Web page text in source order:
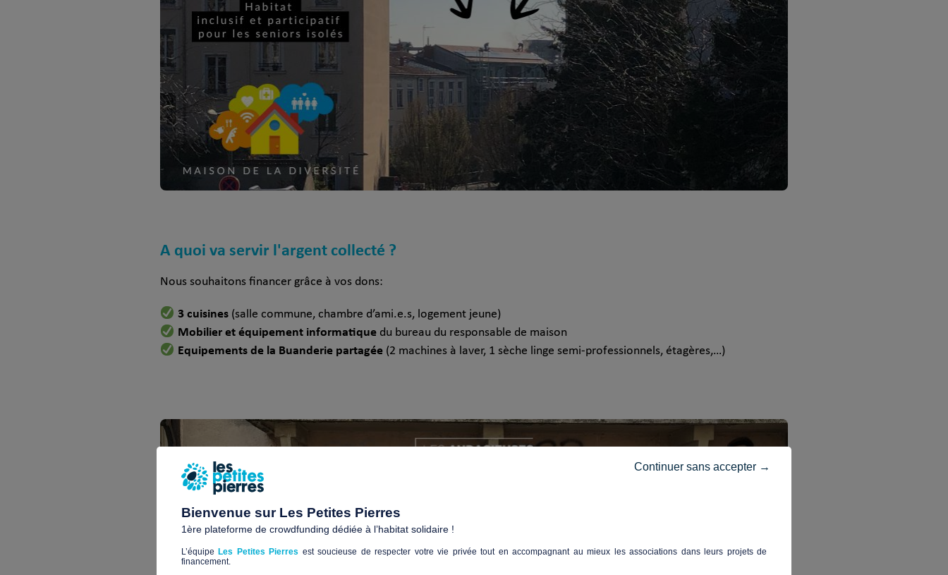
A quoi va servir l'argent collecté ?
Nous souhaitons financer grâce à vos dons:
3 cuisines(salle commune, chambre d’ami.e.s, logement jeune)
Mobilier et équipement informatiquedu bureau du responsable de maison
Equipements de la Buanderie partagée(2 machines à laver, 1 sèche linge semi-professionnels, étagères,…)
Bienvenue sur Les Petites Pierres
1ère plateforme de crowdfunding dédiée à l’habitat solidaire !
L’équipeLes Petites Pierres est soucieuse de respecter votre vie privée tout en accompagnant au mieux les associations dans leurs projets de
financement.
Continuer sans accepter →